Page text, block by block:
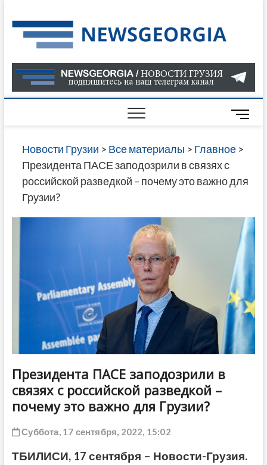
to
content
О
В
ГРУЗИИ
САЙТЕ
M
e
n
B
o
n
Новости Грузии > Все материалы > Главное>
Президента ПАСЕ заподозрили в связях с
российской разведкой – почему это важно для
Грузии?
Президента ПАСЕ заподозрили в
связях с российской разведкой –
почему это важно для Грузии?
Суббота, 17 сентября, 2022, 15:02
ТБИЛИСИ, 17 сентября – Новости-Грузия.